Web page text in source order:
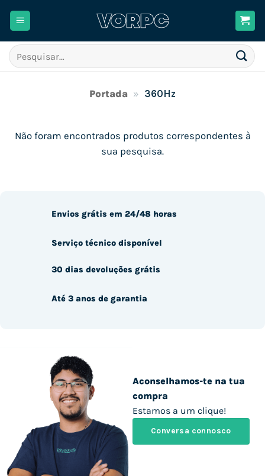
Pesquisar
por:
Portada » 360Hz
Não foram encontrados produtos correspondentes à
sua pesquisa.
Aconselhamos-te na tua
compra
Estamos a um clique!
Conversa connosco
Envios grátis em 24/48 horas
Serviço técnico disponível
30 dias devoluções grátis
Até 3 anos de garantia